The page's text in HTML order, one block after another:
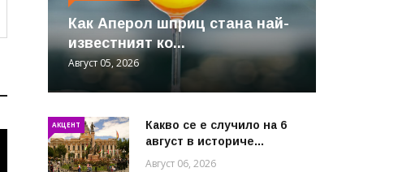
Как Аперол шприц стана най-
известният ко...
Август 05, 2026
АКЦЕНТ
Какво се е случило на 6
август в историче...
Август 06, 2026